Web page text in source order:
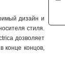
дизайн и
стиля.
дозволяет
конце концов,